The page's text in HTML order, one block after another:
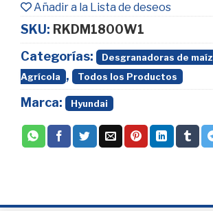
Añadir a la Lista de deseos
SKU: RKDM1800W1
Categorías:
Desgranadoras de maíz
Agrícola
, Todos los Productos
Marca: Hyundai